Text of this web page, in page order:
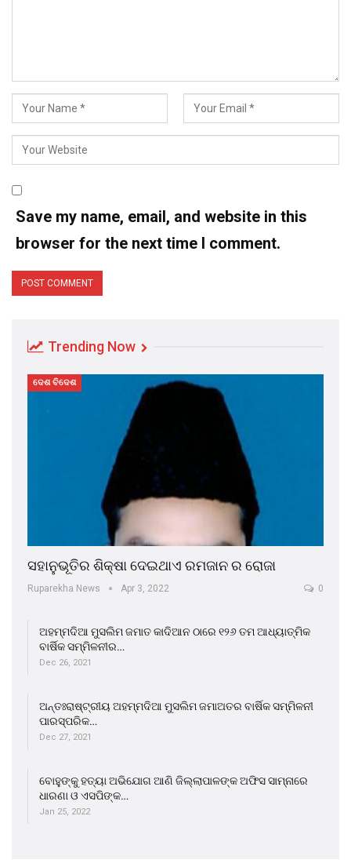
Save my name, email, and website in this
browser for the next time I comment.
Trending Now
ଦେଶ ବିଦେଶ
ସହାନୁଭୂତିର ଶିକ୍ଷା ଦେଇଥାଏ ରମଜାନ ର ରୋଜା
Ruparekha News Apr 3, 2022 0
ଅହମ୍ମଦିଆ ମୁସଲିମ ଜମାତ କାଦିଆନ ଠାରେ ୧୨୬ ତମ ଆଧ୍ୟାତ୍ମିକ
ବାର୍ଷିକ ସମ୍ମିଳନୀର…
Dec 26, 2021
ଅନ୍ତଃରାଷ୍ଟ୍ରୀୟ ଅହମ୍ମଦିଆ ମୁସଲିମ ଜମାଅତର ବାର୍ଷିକ ସମ୍ମିଳନୀ
ପାରସ୍ପରିକ…
Dec 27, 2021
ବୋହୁଙ୍କୁ ହତ୍ୟା ଅଭିଯୋଗ ଆଣି ଜିଲ୍ଲାପାଳଙ୍କ ଅଫିସ ସାମ୍ନାରେ
ଧାରଣା ଓ ଏସପିଙ୍କ…
Jan 25, 2022